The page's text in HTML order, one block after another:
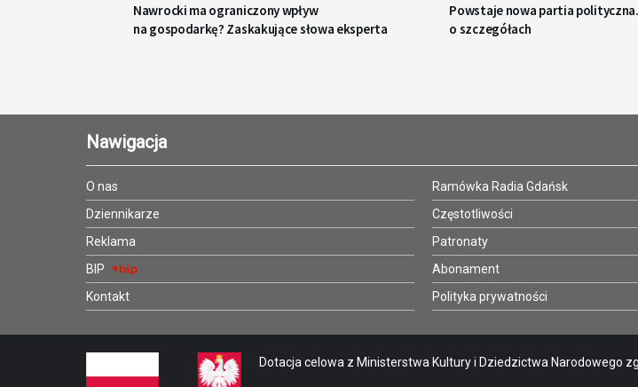
Nawrocki ma ograniczony wpływ
na gospodarkę? Zaskakujące słowa eksperta
Powstaje nowa partia
o szczegółach
Nawigacja
O nas
Dziennikarze
Reklama
BIP
Kontakt
Ramówka Radia Gdańsk
Częstotliwości
Patronaty
Abonament
Polityka prywatności
Dotacja celowa z Ministerstwa Kultury i Dziedzictwa Narodowego